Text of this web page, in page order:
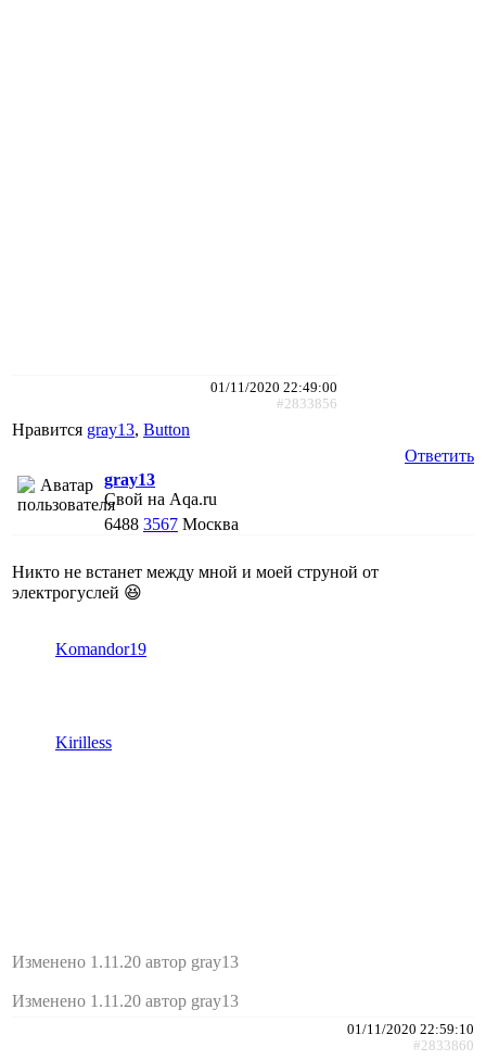
01/11/2020 22:49:00
#2833856
Нравится gray13, Button
Ответить
gray13
Свой на Aqa.ru
6488 3567 Москва
Никто не встанет между мной и моей струной от
электрогуслей 😆
Komandor19
Kirilless
Изменено 1.11.20 автор gray13
Изменено 1.11.20 автор gray13
01/11/2020 22:59:10
#2833860